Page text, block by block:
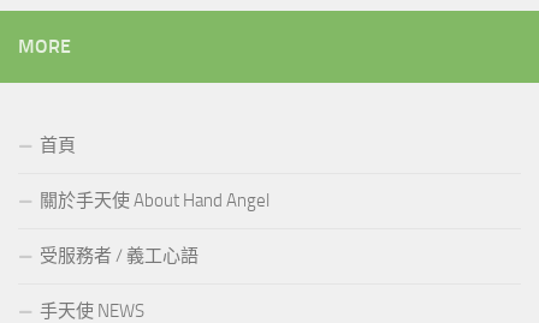
MORE
首頁
關於手天使 About Hand Angel
受服務者 / 義工心語
手天使 NEWS